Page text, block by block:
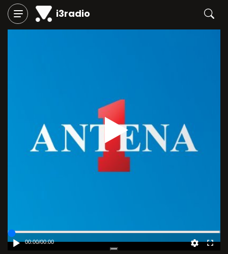
i3radio
Play
00:00/00:00